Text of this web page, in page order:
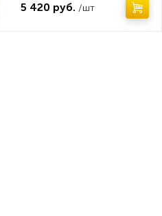
5 420 руб. /шт